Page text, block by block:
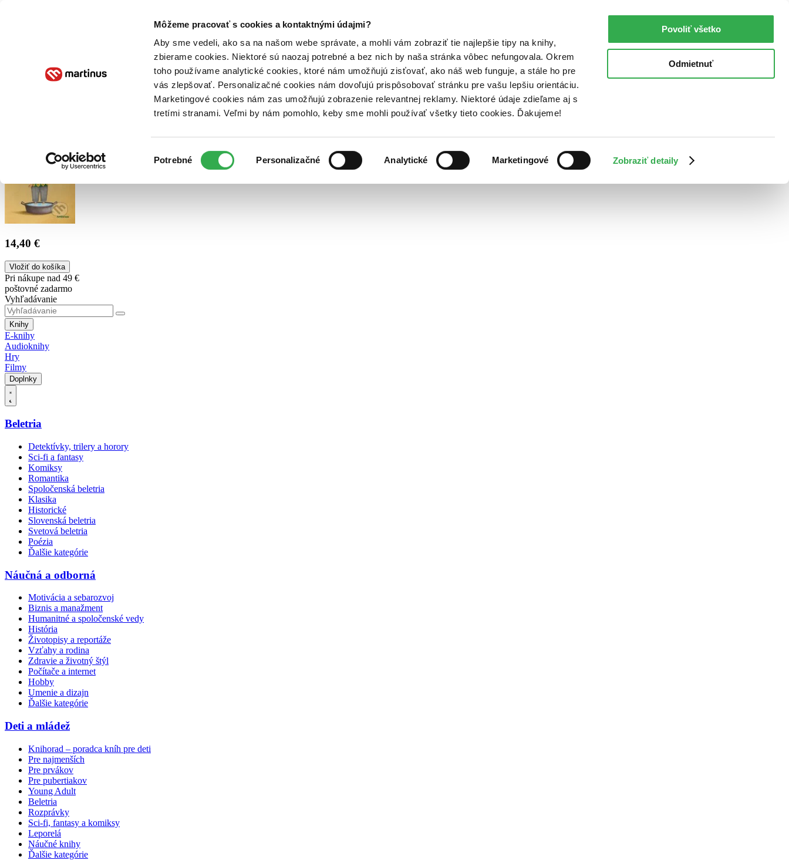
Môžeme pracovať s cookies a kontaktnými údajmi?
Aby sme vedeli, ako sa na našom webe správate, a mohli vám zobraziť tie najlepšie tipy na knihy,
zbierame cookies. Niektoré sú naozaj potrebné a bez nich by naša stránka vôbec nefungovala. Okrem
toho používame analytické cookies, ktoré nám umožňujú zisťovať, ako náš web funguje, a stále ho pre
vás zlepšovať. Personalizačné cookies nám dovoľujú prispôsobovať stránku pre vašu lepšiu orientáciu.
Marketingové cookies nám zas umožňujú zobrazenie relevantnej reklamy. Niektoré údaje zdieľame aj s
tretími stranami. Veľmi by nám pomohlo, keby sme mohli používať všetky tieto cookies. Ďakujeme!
súhlasu
Potrebné Personalizačné Analytické Marketingové Zobraziť detaily
Povoliť všetko
Odmietnuť
Poukážky Kontakt
14,40 €
Vložiť do košíka
Pri nákupe nad 49 €
poštovné zadarmo
Vyhľadávanie
Knihy
E-knihy
Audioknihy
Hry
Filmy
Doplnky
Beletria
Detektívky, trilery a horory
Sci-fi a fantasy
Komiksy
Romantika
Spoločenská beletria
Klasika
Historické
Slovenská beletria
Svetová beletria
Poézia
Ďalšie kategórie
Náučná a odborná
Motivácia a sebarozvoj
Biznis a manažment
Humanitné a spoločenské vedy
História
Životopisy a reportáže
Vzťahy a rodina
Zdravie a životný štýl
Počítače a internet
Hobby
Umenie a dizajn
Ďalšie kategórie
Deti a mládež
Knihorad – poradca kníh pre deti
Pre najmenších
Pre prvákov
Pre pubertiakov
Young Adult
Beletria
Rozprávky
Sci-fi, fantasy a komiksy
Leporelá
Náučné knihy
Ďalšie kategórie